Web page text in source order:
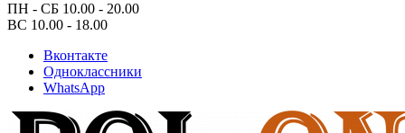
ПН - СБ 10.00 - 20.00
ВС 10.00 - 18.00
Вконтакте
Одноклассники
WhatsApp